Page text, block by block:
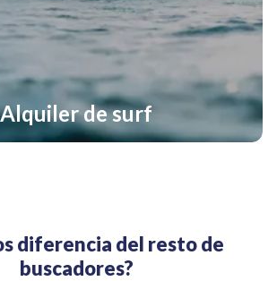
Alquiler de surf
diferencia del resto de
buscadores?